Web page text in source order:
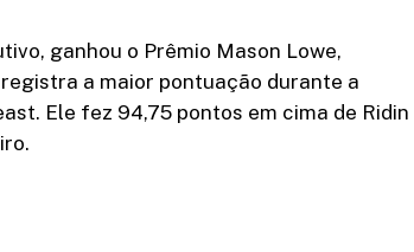
ganhou o Prêmio Mason Lowe,
a maior pontuação durante a
Ele fez 94,75 pontos em cima de Ridin